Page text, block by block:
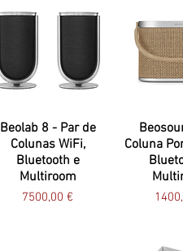
Beolab 8 - Par de
Colunas WiFi,
Bluetooth e
Multiroom
Preço
7500,00 €
Coluna